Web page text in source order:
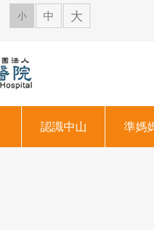
小 中 大
認識中山 準媽